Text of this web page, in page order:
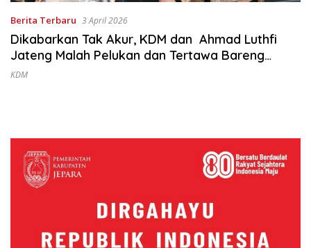
Berita Terbaru 3 April 2026
Dikabarkan Tak Akur, KDM dan Ahmad Luthfi
Jateng Malah Pelukan dan Tertawa Bareng
Acara Ini
KDM